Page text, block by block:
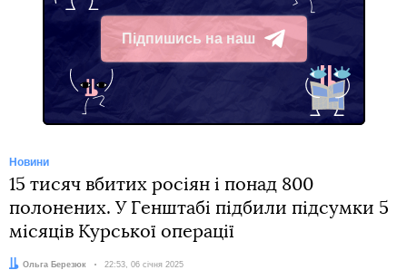
Підпишись на наш
Telegram
Новини
15 тисяч вбитих росіян і понад 800
полонених. У Генштабі підбили підсумки 5
місяців Курської операції
Автор:
Ольга Березюк Дата:
22:53, 06 січня 2025